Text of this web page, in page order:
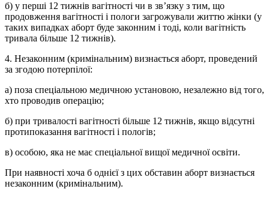
б) у перші 12 тижнів вагітності чи в зв’язку з тим, що
продовження вагітності і пологи загрожували життю жінки (у
таких випадках аборт буде законним і тоді, коли вагітність
тривала більше 12 тижнів).
4. Незаконним (кримінальним) визнається аборт, проведений
за згодою потерпілої:
а) поза спеціальною медичною установою, незалежно від того,
хто проводив операцію;
б) при тривалості вагітності більше 12 тижнів, якщо відсутні
протипоказання вагітності і пологів;
в) особою, яка не має спеціальної вищої медичної освіти.
При наявності хоча б однієї з цих обставин аборт визнається
незаконним (кримінальним).